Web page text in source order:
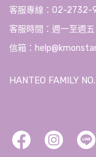
客服專線：02-2732-
客服時間：週一至週
信箱：
HANTEO FAMILY